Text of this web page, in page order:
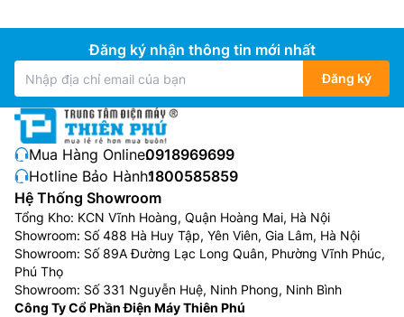
Đăng ký nhận thông tin mới nhất
Đăng ký
Mua Hàng Online:0918969699
Hotline Bảo Hành:1800585859
Hệ Thống Showroom
Tổng Kho: KCN Vĩnh Hoàng, Quận Hoàng Mai, Hà Nội
Showroom: Số 488 Hà Huy Tập, Yên Viên, Gia Lâm, Hà Nội
Showroom: Số 89A Đường Lạc Long Quân, Phường Vĩnh Phúc,
Phú Thọ
Showroom: Số 331 Nguyễn Huệ, Ninh Phong, Ninh Bình
Công Ty Cổ Phần Điện Máy Thiên Phú